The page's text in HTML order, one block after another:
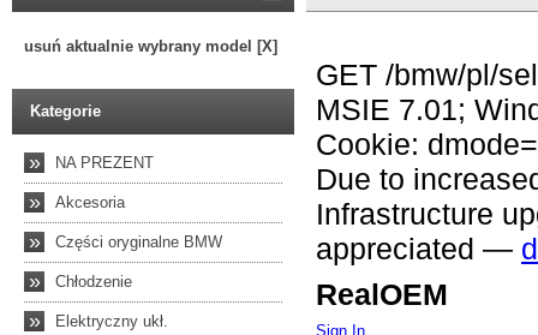
usuń aktualnie wybrany model [X]
Kategorie
» NA PREZENT
» Akcesoria
» Części oryginalne BMW
» Chłodzenie
» Elektryczny ukł.